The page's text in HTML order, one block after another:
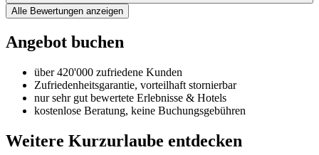
Alle Bewertungen anzeigen
Angebot buchen
über 420'000 zufriedene Kunden
Zufriedenheitsgarantie, vorteilhaft stornierbar
nur sehr gut bewertete Erlebnisse & Hotels
kostenlose Beratung, keine Buchungsgebühren
Weitere Kurzurlaube entdecken